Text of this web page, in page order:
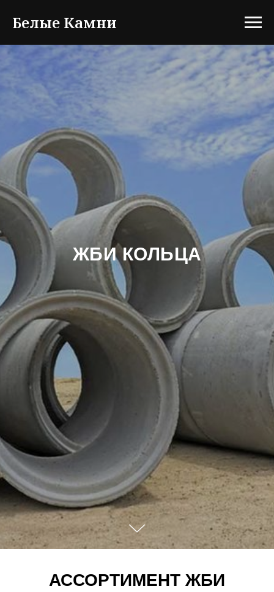
Белые Камни
ЖБИ КОЛЬЦА
АССОРТИМЕНТ ЖБИ